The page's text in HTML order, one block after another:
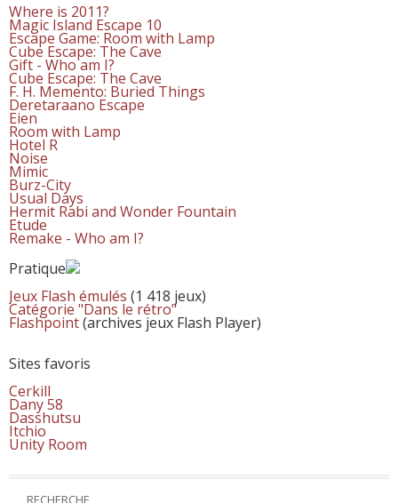
RECHERCHE
Where is 2011?
Magic Island Escape 10
Escape Game: Room with Lamp
Cube Escape: The Cave
Gift - Who am I?
Cube Escape: The Cave
F. H. Memento: Buried Things
Deretaraano Escape
Eien
Room with Lamp
Hotel R
Noise
Mimic
Burz-City
Usual Days
Hermit Rabi and Wonder Fountain
Etude
Remake - Who am I?
Pratique
Jeux Flash émulés (1 418 jeux)
Catégorie "Dans le rétro"
Flashpoint(archives jeux Flash Player)
Sites favoris
Cerkill
Dany 58
Dasshutsu
Itchio
Unity Room